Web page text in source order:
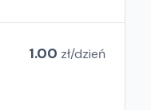
1.00 zł/dzień